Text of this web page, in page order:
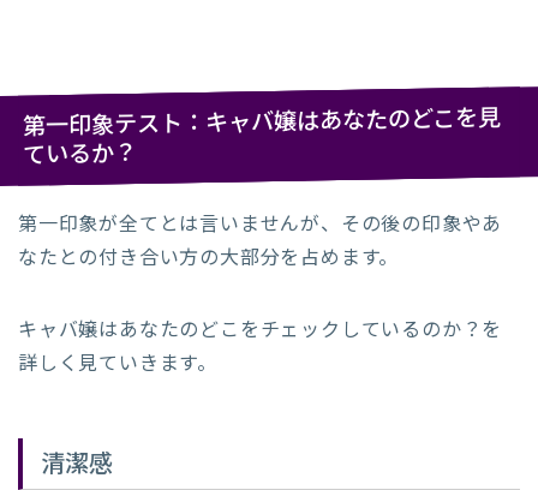
第一印象テスト：キャバ嬢はあなたのどこを見
ているか？
第一印象が全てとは言いませんが、その後の印象やあ
なたとの付き合い方の大部分を占めます。
キャバ嬢はあなたのどこをチェックしているのか？を
詳しく見ていきます。
清潔感